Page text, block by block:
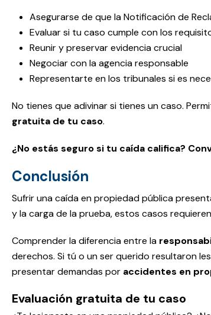
Asegurarse de que la Notificación de
Evaluar si tu caso cumple con los
Reunir y preservar evidencia crucial
Negociar con la agencia responsable
Representarte en los tribunales si es
No tienes que adivinar si tienes un caso.
gratuita de tu caso.
¿No estás seguro si tu caída califica?
Conclusión
Sufrir una caída en propiedad pública
y la carga de la prueba, estos casos
Comprender la diferencia entre la
derechos. Si tú o un ser querido resultaron
presentar demandas por accidentes en
Evaluación gratuita de tu caso